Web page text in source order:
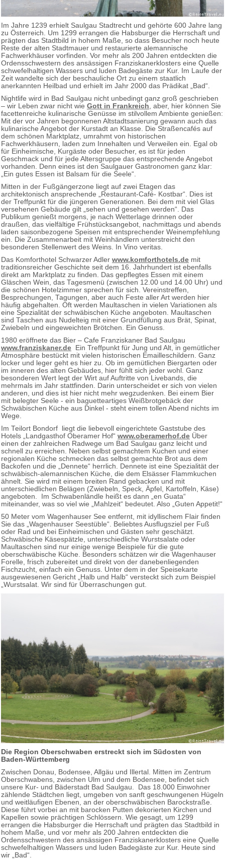
Im Jahre 1239 erhielt Saulgau Stadtrecht und gehörte 600 Jahre lang
zu Österreich. Um 1299 errangen die Habsburger die Herrschaft und
prägten das Stadtbild in hohem Maße, so dass Besucher noch heute
Reste der alten Stadtmauer und restaurierte alemannische
Fachwerkhäuser vorfinden. Vor mehr als 200 Jahren entdeckten die
Ordensschwestern des ansässigen Franziskanerklosters eine Quelle
schwefelhaltigen Wassers und luden Badegäste zur Kur. Im Laufe der
Zeit wandelte sich der beschauliche Ort zu einem staatlich
anerkannten Heilbad und erhielt im Jahr 2000 das Prädikat „Bad“.
Nightlife wird in Bad Saulgau nicht unbedingt ganz groß geschrieben
– wir Leben zwar nicht wie Gott in Frankreich, aber, hier können Sie
facettenreiche kulinarische Genüsse im stilvollem Ambiente genießen:
Mit der vor Jahren begonnenen Altstadtsanierung gewann auch das
kulinarische Angebot der Kurstadt an Klasse. Die Straßencafés auf
dem schönen Marktplatz, umrahmt von historischen
Fachwerkhäusern, laden zum Innehalten und Verweilen ein. Egal ob
für Einheimische, Kurgäste oder Besucher, es ist für jeden
Geschmack und für jede Altersgruppe das entsprechende Angebot
vorhanden. Denn eines ist den Saulgauer Gastronomen ganz klar:
„Ein gutes Essen ist Balsam für die Seele“.
Mitten in der Fußgängerzone liegt auf zwei Etagen das
architektonisch ansprechende „Restaurant-Café- Kostbar“. Dies ist
der Treffpunkt für die jüngeren Generationen. Bei dem mit viel Glas
versehenen Gebäude gilt „sehen und gesehen werden“. Das
Publikum genießt morgens, je nach Wetterlage drinnen oder
draußen, das vielfältige Frühstücksangebot, nachmittags und abends
laden saisonbezogene Speisen mit entsprechender Weinempfehlung
ein. Die Zusammenarbeit mit Weinhändlern unterstreicht den
besonderen Stellenwert des Weins. In Vino veritas.
Das Komforthotel Schwarzer Adler www.komforthotels.de mit
traditionsreicher Geschichte seit dem 16. Jahrhundert ist ebenfalls
direkt am Marktplatz zu finden. Das gepflegtes Essen mit einem
Gläschen Wein, das Tagesmenü (zwischen 12.00 und 14.00 Uhr) und
die schönen Hotelzimmer sprechen für sich. Vereinstreffen,
Besprechungen, Tagungen, aber auch Feste aller Art werden hier
häufig abgehalten. Oft werden Maultaschen in vielen Variationen als
eine Spezialität der schwäbischen Küche angeboten. Maultaschen
sind Taschen aus Nudelteig mit einer Grundfüllung aus Brät, Spinat,
Zwiebeln und eingeweichten Brötchen. Ein Genuss.
1980 eröffnete das Bier – Cafe Franziskaner Bad Saulgau
www.franziskaner.de Ein Treffpunkt für Jung und Alt, in gemütlicher
Atmosphäre bestückt mit vielen historischen Emailleschildern. Ganz
locker und leger geht es hier zu. Ob im gemütlichen Biergarten oder
im inneren des alten Gebäudes, hier fühlt sich jeder wohl. Ganz
besonderen Wert legt der Wirt auf Auftritte von Livebands, die
mehrmals im Jahr stattfinden. Darin unterscheidet er sich von vielen
anderen, und dies ist hier nicht mehr wegzudenken. Bei einem Bier
mit belegter Seele - ein baguetteartiges Weißbrotgebäck der
Schwäbischen Küche aus Dinkel - steht einem tollen Abend nichts im
Wege.
Im Teilort Bondorf liegt die liebevoll eingerichtete Gaststube des
Hotels „Landgasthof Oberamer Hof“ www.oberamerhof.de Über
einen der zahlreichen Radwege um Bad Saulgau ganz leicht und
schnell zu erreichen. Neben selbst gemachtem Kuchen und einer
regionalen Küche schmecken das selbst gemachte Brot aus dem
Backofen und die „Dennete“ herrlich. Dennete ist eine Spezialität der
schwäbisch-alemannischen Küche, die dem Elsässer Flammkuchen
ähnelt. Sie wird mit einem breiten Rand gebacken und mit
unterschiedlichen Belägen (Zwiebeln, Speck, Äpfel, Kartoffeln, Käse)
angeboten. Im Schwabenländle heißt es dann „en Guata“
miteinander, was so viel wie „Mahlzeit“ bedeutet. Also „Guten Appetit!“
50 Meter vom Wagenhauser See entfernt, mit idyllischem Flair finden
Sie das „Wagenhauser Seestüble“. Beliebtes Ausflugsziel per Fuß
oder Rad und bei Einheimischen und Gästen sehr geschätzt.
Schwäbische Käsespätzle, unterschiedliche Wurstsalate oder
Maultaschen sind nur einige wenige Beispiele für die gute
oberschwäbische Küche. Besonders schätzen wir die Wagenhauser
Forelle, frisch zubereitet und direkt von der danebenliegenden
Fischzucht, einfach ein Genuss. Unter dem in der Speisekarte
ausgewiesenen Gericht „Halb und Halb“ versteckt sich zum Beispiel
„Wurstsalat. Wir sind für Überraschungen gut.
Die Region Oberschwaben erstreckt sich im Südosten von
Baden-Württemberg
Zwischen Donau, Bodensee, Allgäu und Illertal. Mitten im Zentrum
Oberschwabens, zwischen Ulm und dem Bodensee, befindet sich
unsere Kur- und Bäderstadt Bad Saulgau. Das 18.000 Einwohner
zählende Städtchen liegt, umgeben von sanft geschwungenen Hügeln
und weitläufigen Ebenen, an der oberschwäbischen Barockstraße.
Diese führt vorbei an mit barocken Putten dekorierten Kirchen und
Kapellen sowie prächtigen Schlössern. Wie gesagt, um 1299
errangen die Habsburger die Herrschaft und prägten das Stadtbild in
hohem Maße, und vor mehr als 200 Jahren entdeckten die
Ordensschwestern des ansässigen Franziskanerklosters eine Quelle
schwefelhaltigen Wassers und luden Badegäste zur Kur. Heute sind
wir „Bad“.